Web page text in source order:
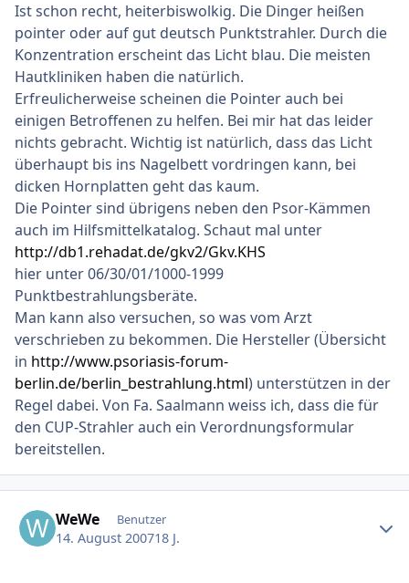
Ist schon recht, heiterbiswolkig. Die Dinger heißen
pointer oder auf gut deutsch Punktstrahler. Durch die
Konzentration erscheint das Licht blau. Die meisten
Hautkliniken haben die natürlich.
Erfreulicherweise scheinen die Pointer auch bei
einigen Betroffenen zu helfen. Bei mir hat das leider
nichts gebracht. Wichtig ist natürlich, dass das Licht
überhaupt bis ins Nagelbett vordringen kann, bei
dicken Hornplatten geht das kaum.
Die Pointer sind übrigens neben den Psor-Kämmen
auch im Hilfsmittelkatalog. Schaut mal unter
http://db1.rehadat.de/gkv2/Gkv.KHS
hier unter 06/30/01/1000-1999
Punktbestrahlungsberäte.
Man kann also versuchen, so was vom Arzt
verschrieben zu bekommen. Die Hersteller (Übersicht
in http://www.psoriasis-forum-
berlin.de/berlin_bestrahlung.html) unterstützen in der
Regel dabei. Von Fa. Saalmann weiss ich, dass die für
den CUP-Strahler auch ein Verordnungsformular
bereitstellen.
WeWe Benutzer
14. August 200718 J.